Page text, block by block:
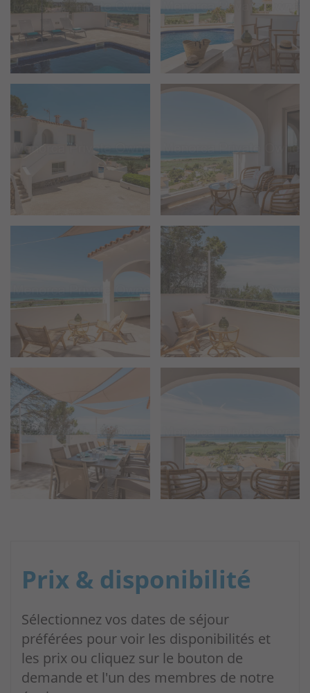
Prix & disponibilité
Sélectionnez vos dates de séjour
préférées pour voir les disponibilités et
les prix ou cliquez sur le bouton de
demande et l'un des membres de notre